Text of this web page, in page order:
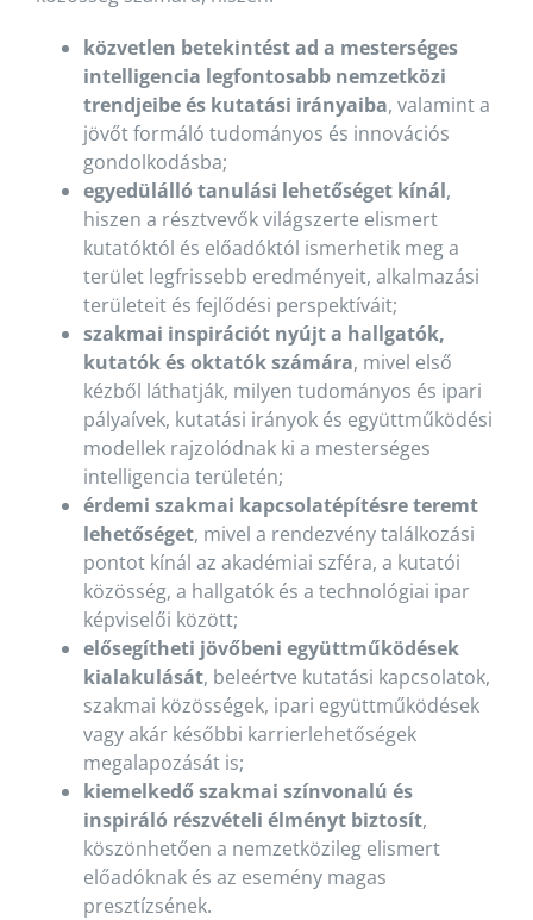
közvetlen betekintést ad a mesterséges
intelligencia legfontosabb nemzetközi
trendjeibe és kutatási irányaiba, valamint a
jövőt formáló tudományos és innovációs
gondolkodásba;
egyedülálló tanulási lehetőséget kínál,
hiszen a résztvevők világszerte elismert
kutatóktól és előadóktól ismerhetik meg a
terület legfrissebb eredményeit, alkalmazási
területeit és fejlődési perspektíváit;
szakmai inspirációt nyújt a hallgatók,
kutatók és oktatók számára, mivel első
kézből láthatják, milyen tudományos és ipari
pályaívek, kutatási irányok és együttműködési
modellek rajzolódnak ki a mesterséges
intelligencia területén;
érdemi szakmai kapcsolatépítésre teremt
lehetőséget, mivel a rendezvény találkozási
pontot kínál az akadémiai szféra, a kutatói
közösség, a hallgatók és a technológiai ipar
képviselői között;
elősegítheti jövőbeni együttműködések
kialakulását, beleértve kutatási kapcsolatok,
szakmai közösségek, ipari együttműködések
vagy akár későbbi karrierlehetőségek
megalapozását is;
kiemelkedő szakmai színvonalú és
inspiráló részvételi élményt biztosít,
köszönhetően a nemzetközileg elismert
előadóknak és az esemény magas
presztízsének.